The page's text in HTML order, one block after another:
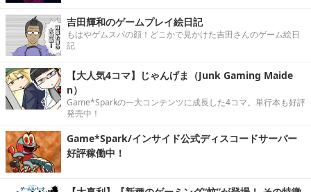
吉田輝和のゲームプレイ絵日記
もはやゲムスパの顔！どこかで見かけた吉田さんのゲーム絵日
記
【大人気4コマ】じゃんげま（Junk Gaming Maide
n）
Game*Sparkの一大コンテンツに成長した4コマ。単行本も好評
発売中！
Game*Spark/インサイド公式ディスコードサーバー
好評稼働中！